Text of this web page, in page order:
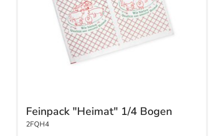
Feinpack "Heimat" 1/4 Bogen
2FQH4